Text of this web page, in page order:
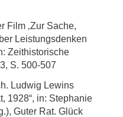
Film ‚Zur Sache,
Leistungsdenken
Zeithistorische
S. 500-507
Ludwig Lewins
1928“, in: Stephanie
Guter Rat. Glück